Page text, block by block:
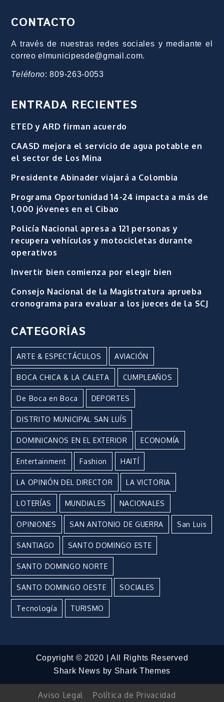
CONTACTO
A través de nuestras redes sociales y mediante el
correo elmunicipesde@gmail.com.
Teléfono: 809-263-0053
ENTRADA RECIENTES
ETED y ARD firman acuerdo
CAASD mejora el servicio de agua potable en
el sector de Los Mina
Presidente Abinader viajará a Colombia
Programa Oportunidad 14-24 impacta a más de
1,000 jóvenes en el Cibao
Policía Nacional apresa a 121 personas y
recupera vehículos y motocicletas durante
operativos
Invertir bien comienza por elegir bien
Consejo Nacional de la Magistratura aprueba
cronograma para evaluar a los jueces de la SCJ
CATEGORÍAS
ARTE & ESPECTÁCULOS AVIACIÓN
BOCA CHICA & LA CALETA CUMPLEAÑOS
De Boca en Boca DEPORTES
DISTRITO MUNICIPAL SAN LUÍS
DOMINICANOS EN EL EXTERIOR ECONOMÍA
Entertainment Fashion HAITÍ
LA OPINIÓN DEL DIRECTOR LA VICTORIA
LOTERÍAS MUNDIALES NACIONALES
OPINIONES SAN ANTONIO DE GUERRA San Luis
SANTIAGO SANTO DOMINGO ESTE
SANTO DOMINGO NORTE
SANTO DOMINGO OESTE SOCIALES
Tecnología TURISMO
Copyright © 2020 | All Rights Reserved
Shark News by Shark Themes
Aviso Legal
Política de Privacidad